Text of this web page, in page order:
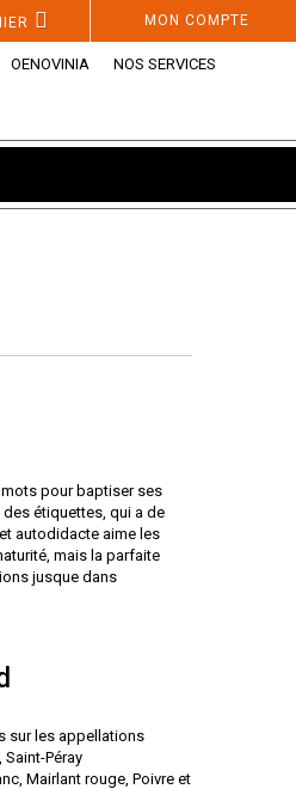
MON COMPTE
OENOVINIA NOS SERVICES
mots pour baptiser ses
étiquettes, qui a de
autodidacte aime les
mais la parfaite
jusque dans
sur les appellations
Péray
Mairlant rouge, Poivre et